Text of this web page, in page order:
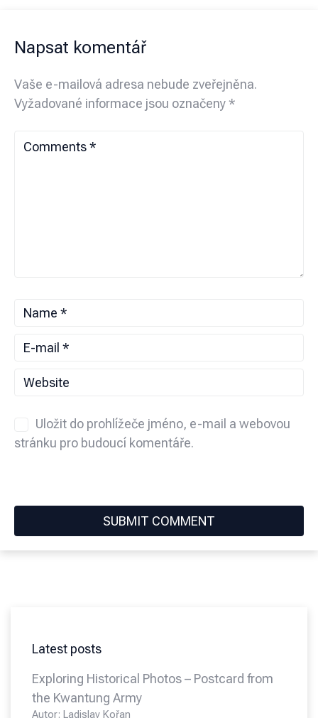
Napsat komentář
Vaše e-mailová adresa nebude zveřejněna.
Vyžadované informace jsou označeny*
Uložit do prohlížeče jméno, e-mail a webovou
stránku pro budoucí komentáře.
Latest posts
Exploring Historical Photos – Postcard from
the Kwantung Army
Autor: Ladislav Kořan